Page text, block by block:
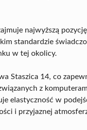
najwyższą
standardzie
w tej okolicy.
Staszica 14, co
z
elastyczność w
i przyjaznej